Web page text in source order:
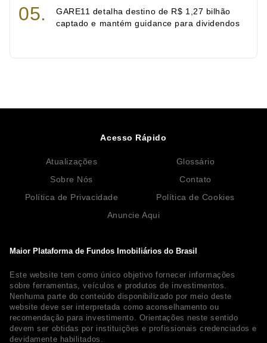
GARE11 detalha destino de R$ 1,27 bilhão
captado e mantém guidance para dividendos
Maior Plataforma de Fundos Imobiliários do Brasil
Este website tem como único objetivo fornecer informações
sobre ferramentas, veículos e produtos de investimentos.
Nenhuma parte do conteúdo disponibilizado por meio deste
website deve ser interpretada como aconselhamento ou
recomendação para investimento. Orientações neste sentido
devem ser obtidas por instituições e profissionais credenciados e
devidamente habilitados.
Acesso Rápido
Atualizações
Glossário
Sobre Nós
Contato
Política de Privacidade
Política de Cookies
Anuncie Aqui